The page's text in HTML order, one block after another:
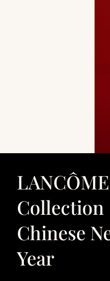
LANCÔME
Collection
Chinese
Year